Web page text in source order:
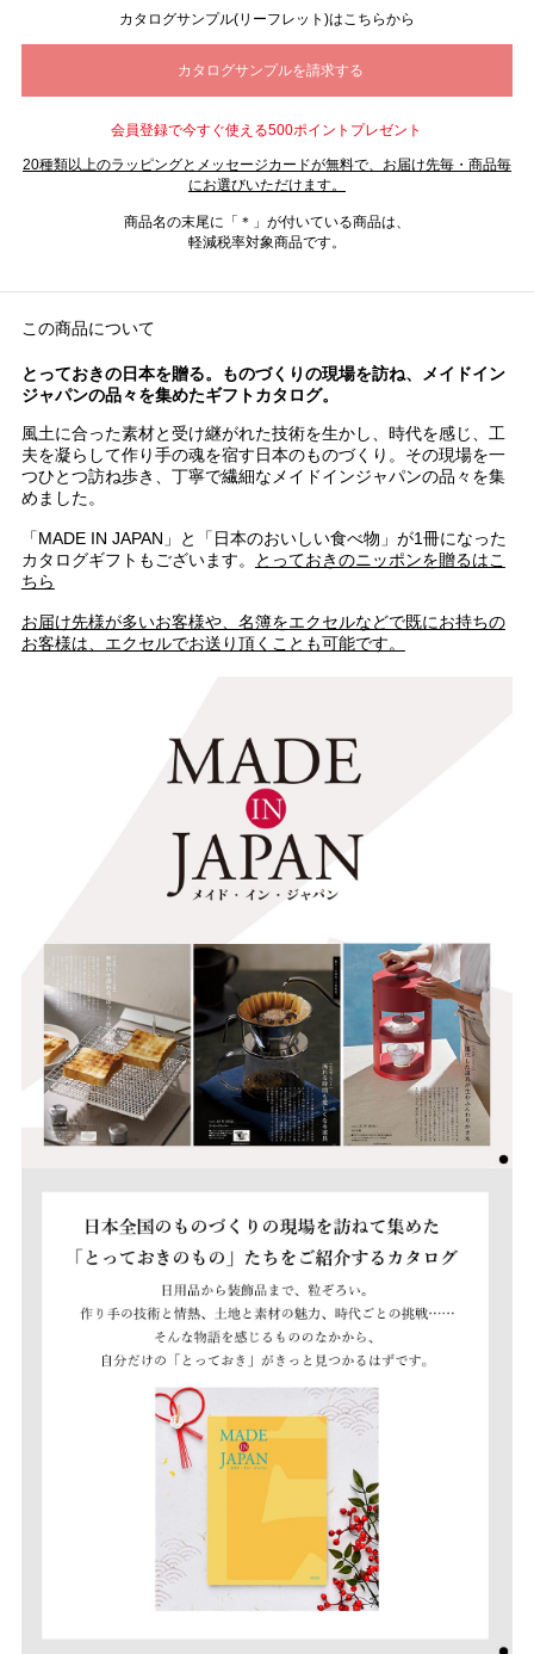
カタログサンプル(リーフレット)はこちらから
会員登録で今すぐ使える500ポイントプレゼント
20種類以上のラッピングとメッセージカードが無料で、お届け先毎・商品毎
にお選びいただけます。
商品名の末尾に「＊」が付いている商品は、
軽減税率対象商品です。
この商品について
とっておきの日本を贈る。ものづくりの現場を訪ね、メイドイン
ジャパンの品々を集めたギフトカタログ。
風土に合った素材と受け継がれた技術を生かし、時代を感じ、工
夫を凝らして作り手の魂を宿す日本のものづくり。その現場を一
つひとつ訪ね歩き、丁寧で繊細なメイドインジャパンの品々を集
めました。
「MADE IN JAPAN」と「日本のおいしい食べ物」が1冊になった
カタログギフトもございます。
とっておきのニッポンを贈るはこ
ちら
お届け先様が多いお客様や、名簿をエクセルなどで既にお持ちの
お客様は、エクセルでお送り頂くことも可能です。